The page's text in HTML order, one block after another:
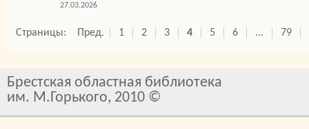
27.03.2026
Страницы: Пред. 1 2 3 4 5 6 ... 79
Брестская областная библиотека
им. М.Горького, 2010 ©